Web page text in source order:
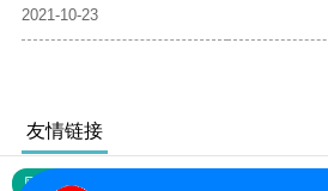
2021-10-23
友情链接
网站地图